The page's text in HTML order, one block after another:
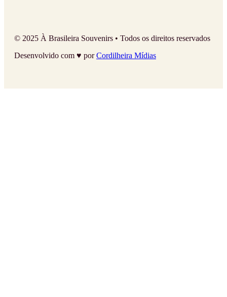
© 2025 À Brasileira Souvenirs • Todos os direitos reservados
Desenvolvido com ♥ porCordilheira Mídias